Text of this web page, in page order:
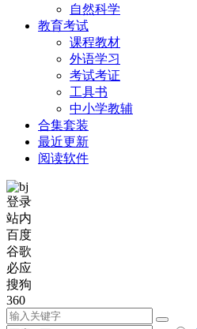
自然科学
教育考试
课程教材
外语学习
考试考证
工具书
中小学教辅
合集套装
最近更新
阅读软件
登录
站内
百度
谷歌
必应
搜狗
360